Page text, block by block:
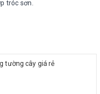
tróc sơn.
tường cây giá rẻ